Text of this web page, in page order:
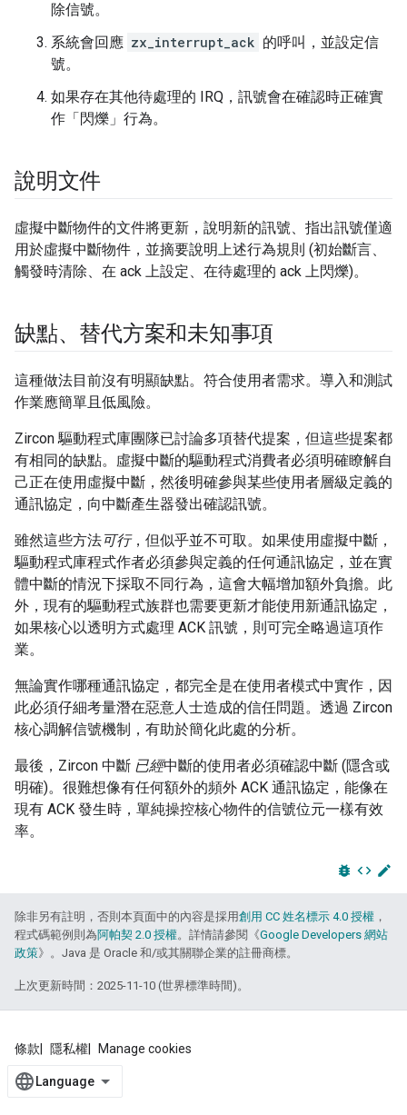
除信號。
系統會回應 zx_interrupt_ack 的呼叫，並設定信
號。
如果存在其他待處理的 IRQ，訊號會在確認時正確實
作「閃爍」行為。
說明文件
虛擬中斷物件的文件將更新，說明新的訊號、指出訊號僅適
用於虛擬中斷物件，並摘要說明上述行為規則 (初始斷言、
觸發時清除、在 ack 上設定、在待處理的 ack 上閃爍)。
缺點、替代方案和未知事項
這種做法目前沒有明顯缺點。符合使用者需求。導入和測試
作業應簡單且低風險。
Zircon 驅動程式庫團隊已討論多項替代提案，但這些提案都
有相同的缺點。虛擬中斷的驅動程式消費者必須明確瞭解自
己正在使用虛擬中斷，然後明確參與某些使用者層級定義的
通訊協定，向中斷產生器發出確認訊號。
雖然這些方法可行，但似乎並不可取。如果使用虛擬中斷，
驅動程式庫程式作者必須參與定義的任何通訊協定，並在實
體中斷的情況下採取不同行為，這會大幅增加額外負擔。此
外，現有的驅動程式族群也需要更新才能使用新通訊協定，
如果核心以透明方式處理 ACK 訊號，則可完全略過這項作
業。
無論實作哪種通訊協定，都完全是在使用者模式中實作，因
此必須仔細考量潛在惡意人士造成的信任問題。透過 Zircon
核心調解信號機制，有助於簡化此處的分析。
最後，Zircon 中斷 已經中斷的使用者必須確認中斷 (隱含或
明確)。很難想像有任何額外的頻外 ACK 通訊協定，能像在
現有 ACK 發生時，單純操控核心物件的信號位元一樣有效
率。
bug_report code edit
除非另有註明，否則本頁面中的內容是採用創用 CC 姓名標示 4.0 授權 ，
程式碼範例則為阿帕契 2.0 授權。詳情請參閱《Google Developers 網站
政策》。Java 是 Oracle 和/或其關聯企業的註冊商標。
上次更新時間：2025-11-10 (世界標準時間)。
條款 隱私權 Manage cookies